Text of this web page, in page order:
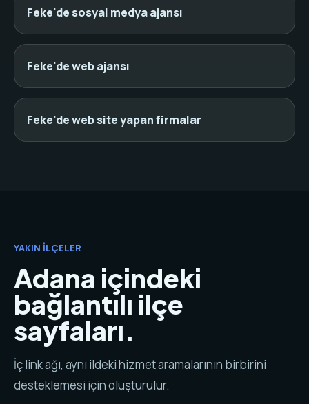
Feke'de sosyal medya ajansı
Feke'de web ajansı
Feke'de web site yapan firmalar
YAKIN İLÇELER
Adana içindeki
bağlantılı ilçe
sayfaları.
İç link ağı, aynı ildeki hizmet aramalarının birbirini
desteklemesi için oluşturulur.